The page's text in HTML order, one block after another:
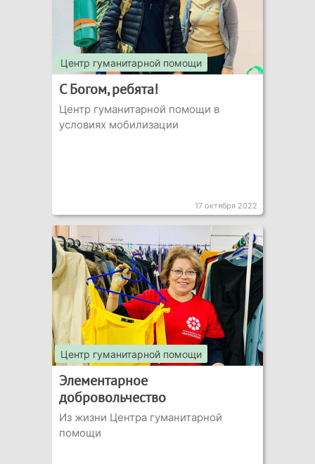
Центр гуманитарной помощи
С Богом, ребята!
Центр гуманитарной помощи в
условиях мобилизации
17 октября 2022
Центр гуманитарной помощи
Элементарное
добровольчество
Из жизни Центра гуманитарной
помощи